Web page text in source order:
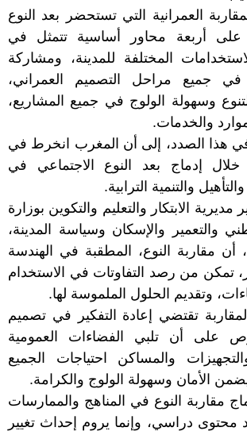
العمرانية التي تستحضر بعد النوع
على أربعة محاور أساسية تتمثل في
المختلفة للمدينة، ومشاركة
في جميع مراحل التصميم العمراني،
وسهولة الولوج في جميع المشاريع،
والخدمات.
هذا الصدد، إلى أن المغرب انخرط في
إدماج بعد النوع الاجتماعي في
والتنمية الترابية.
الابتكار والتعليم والتكوين بوزارة
والتعمير والإسكان وسياسة المدينة،
أن مقاربة النوع، المطقبة في الهندسة
تمكن من رصد التفاوتات في الاستخدام
وتقديم الحلول الملموسة لها.
تقتضي إعادة التفكير في تصميم
على أن تلبي الفضاءات العمومية
والمساكن احتياجات الجميع
الأمان وسهولة الولوج والكرامة.
مقاربة النوع في المناهج والممارسات
محتوى دراسي، وإنما يروم إحداث تغيير